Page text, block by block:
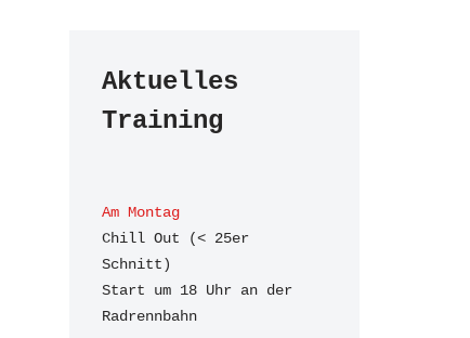
Aktuelles
Training
Am Montag
Chill Out (< 25er
Schnitt)
Start um 18 Uhr an der
Radrennbahn